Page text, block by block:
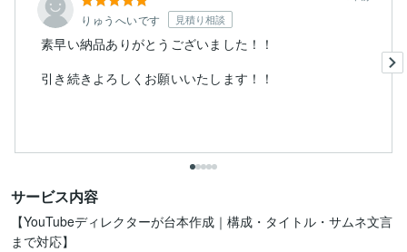
りゅうへいです 見積り相談
素早い納品ありがとうございました！！
引き続きよろしくお願いいたします！！
サービス内容
【YouTubeディレクターが台本作成｜構成・タイトル・サムネ文言
まで対応】